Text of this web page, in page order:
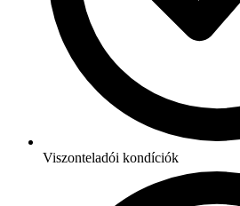
Viszonteladói kondíciók